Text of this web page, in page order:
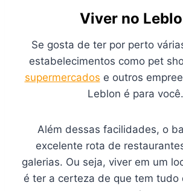
Viver no
Se gosta de ter por perto
estabelecimentos como pet
supermercados e outros
Leblon é para você.
Além dessas facilidades, o
excelente rota de
galerias. Ou seja, viver em um
é ter a certeza de que tem tudo